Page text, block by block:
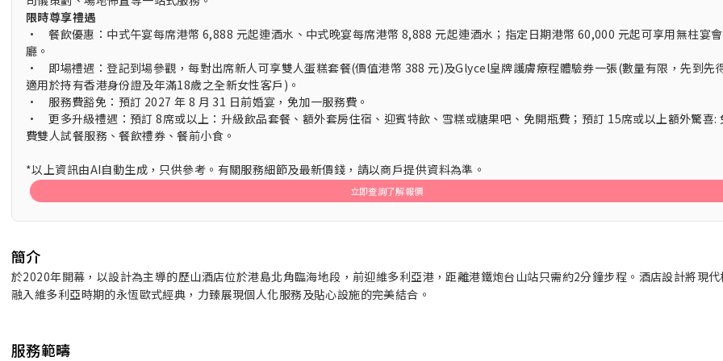
限時尊享禮遇
• 餐飲優惠：中式午宴每席港幣 6,888 元起連酒水、中式晚宴每席港幣 8,888 元起連酒水；指定日期港幣 60,000 元起可享用無柱宴會
廳。
• 即場禮遇：登記到場參觀，每對出席新人可享雙人蛋糕套餐(價值港幣 388 元)及Glycel皇牌護膚療程體驗券一張(數量有限，先到先
適用於持有香港身份證及年滿18歲之全新女性客戶)。
• 服務費豁免：預訂 2027 年 8 月 31 日前婚宴，免加一服務費。
• 更多升級禮遇：預訂 8席或以上：升級飲品套餐、額外套房住宿、迎賓特飲、雪糕或糖果吧、免開瓶費；預訂 15席或以上額外驚喜:
費雙人試餐服務、餐飲禮券、餐前小食。
*以上資訊由AI自動生成，只供參考。有關服務細節及最新價錢，請以商戶提供資料為準。
立即查詢了解報價
簡介
於2020年開幕，以設計為主導的歷山酒店位於港島北角臨海地段，前迎維多利亞港，距離港鐵炮台山站只需約2分鐘步程。酒店設計將現代
融入維多利亞時期的永恆歐式經典，力臻展現個人化服務及貼心設施的完美結合。
服務範疇